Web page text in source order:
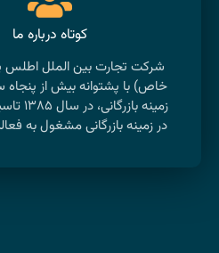
کوتاه درباره ما
شرکت تجارت بین الملل اطلس
خاص) با پشتوانه بیش از پنجاه
زمینه
در زمینه بازرگانی مشغول به